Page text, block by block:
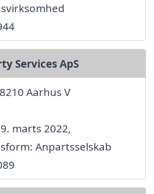
Services ApS
Aarhus V
marts 2022,
Anpartsselskab